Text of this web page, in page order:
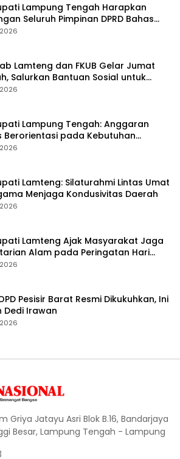
Lampung Tengah Harapkan
Seluruh Pimpinan DPRD Bahas
PPAS APBD Tahun 2027
Lamteng dan FKUB Gelar Jumat
Salurkan Bantuan Sosial untuk
Lampung Tengah: Anggaran
Berorientasi pada Kebutuhan
Lamteng: Silaturahmi Lintas Umat
Menjaga Kondusivitas Daerah
Lamteng Ajak Masyarakat Jaga
Alam pada Peringatan Hari
Indonesia 2026
Pesisir Barat Resmi Dikukuhkan, Ini
Dedi Irawan
Griya Jatayu Asri Blok B.16, Bandarjaya
Besar, Lampung Tengah - Lampung